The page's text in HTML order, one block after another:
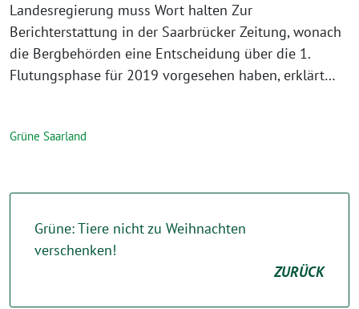
Landesregierung muss Wort halten Zur
Berichterstattung in der Saarbrücker Zeitung, wonach
die Bergbehörden eine Entscheidung über die 1.
Flutungsphase für 2019 vorgesehen haben, erklärt…
Grüne Saarland
Grüne: Tiere nicht zu Weihnachten
verschenken!
ZURÜCK